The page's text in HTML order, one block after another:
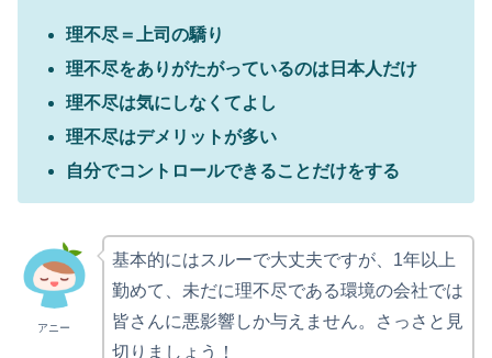
理不尽＝上司の驕り
理不尽をありがたがっているのは日本人だけ
理不尽は気にしなくてよし
理不尽はデメリットが多い
自分でコントロールできることだけをする
アニー
基本的にはスルーで大丈夫ですが、1年以上
勤めて、未だに理不尽である環境の会社では
皆さんに悪影響しか与えません。さっさと見
切りましょう！